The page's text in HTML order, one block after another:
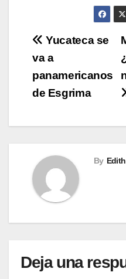
de
entradas
Yucateca se
va a
panamericanos
de Esgrima
By
Deja una